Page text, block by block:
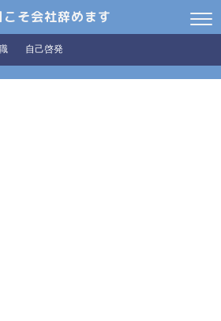
こそ会社辞めます
自己啓発